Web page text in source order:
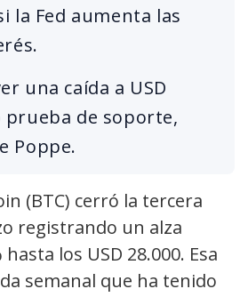
la Fed aumenta las
una caída a USD
prueba de soporte,
Poppe.
(BTC) cerró la tercera
registrando un alza
los USD 28.000. Esa
semanal que ha tenido